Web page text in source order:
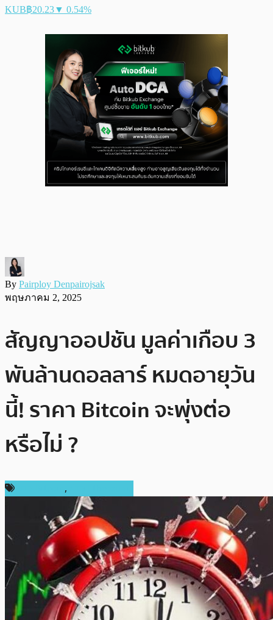
KUB฿20.23▼ 0.54%
By Pairploy Denpairojsak
พฤษภาคม 2, 2025
สัญญาออปชัน มูลค่าเกือบ 3
พันล้านดอลลาร์ หมดอายุวัน
นี้! ราคา Bitcoin จะพุ่งต่อ
หรือไม่ ?
,